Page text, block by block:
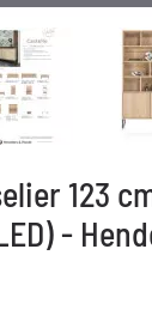
123
-